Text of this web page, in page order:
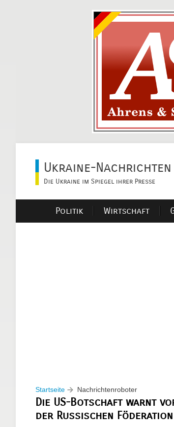
Ukraine-Nachrichten
Die Ukraine im Spiegel ihrer Presse
Politik Wirtschaft
Startseite Nachrichtenroboter
Die US-Botschaft warnt
der Russischen Föderation